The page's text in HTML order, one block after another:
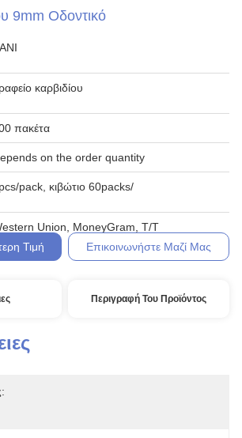
9mm Οδοντικό
καρβιδίου
πακέτα
on the order quantity
pack, κιβώτιο 60packs/
Union, MoneyGram, T/T
Τιμή
Επικοινωνήστε Μαζί Μας
Περιγραφή Του Προϊόντος